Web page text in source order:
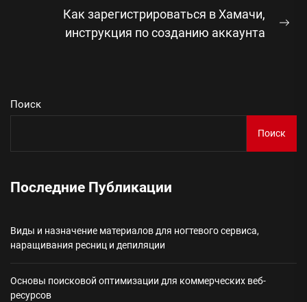
Как зарегистрироваться в Хамачи,
инструкция по созданию аккаунта
Поиск
Поиск
Последние Публикации
Виды и назначение материалов для ногтевого сервиса,
наращивания ресниц и депиляции
Основы поисковой оптимизации для коммерческих веб-
ресурсов